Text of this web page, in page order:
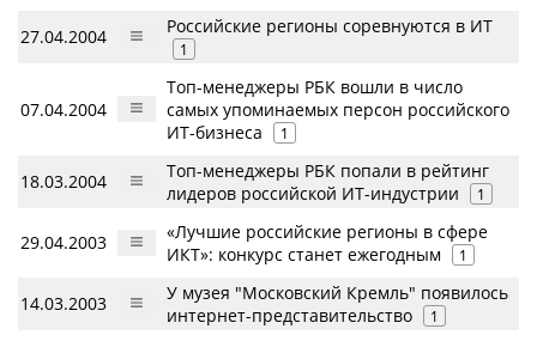
27.04.2004 Российские регионы соревнуются в ИТ
1
07.04.2004
Топ-менеджеры РБК вошли в число
самых упоминаемых персон российского
ИТ-бизнеса
1
18.03.2004
Топ-менеджеры РБК попали в рейтинг
лидеров российской ИТ-индустрии
1
29.04.2003
«Лучшие российские регионы в сфере
ИКТ»: конкурс станет ежегодным
1
14.03.2003
У музея "Московский Кремль" появилось
интернет-представительство
1